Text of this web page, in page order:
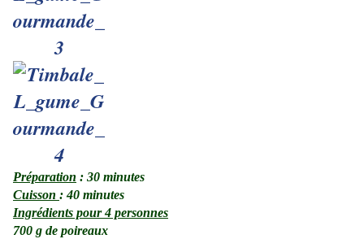
Préparation : 30 minutes
Cuisson : 40 minutes
Ingrédients pour 4 personnes
700 g de poireaux